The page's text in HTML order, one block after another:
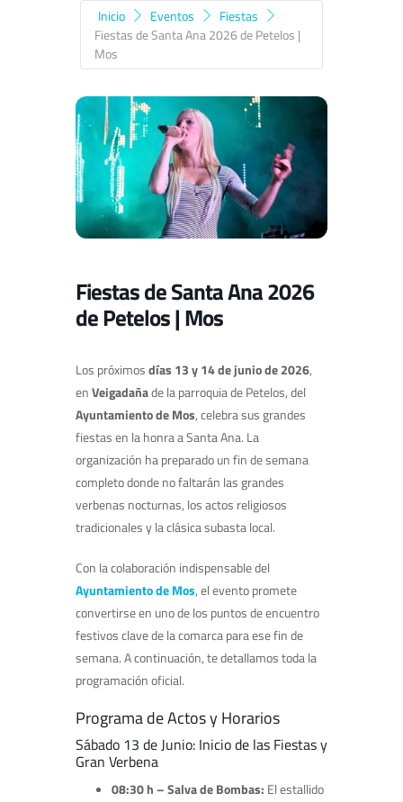
Inicio Eventos
Fiestas
Fiestas de Santa Ana 2026 de Petelos |
Mos
Fiestas de Santa Ana 2026
de Petelos | Mos
Los próximosdías 13 y 14 de junio de 2026,
enVeigadañade la parroquia de Petelos, del
Ayuntamiento deMos, celebra sus grandes
fiestas en la honra a Santa Ana. La
organización ha preparado un fin de semana
completo donde no faltarán las grandes
verbenas nocturnas, los actos religiosos
tradicionales y la clásica subasta local.
Con la colaboración indispensable del
Ayuntamiento de Mos, el evento promete
convertirse en uno de los puntos de encuentro
festivos clave de la comarca para ese fin de
semana. A continuación, te detallamos toda la
programación oficial.
Programa de Actos y Horarios
Sábado 13 de Junio: Inicio de las Fiestas y
Gran Verbena
08:30 h – Salva de Bombas: El estallido